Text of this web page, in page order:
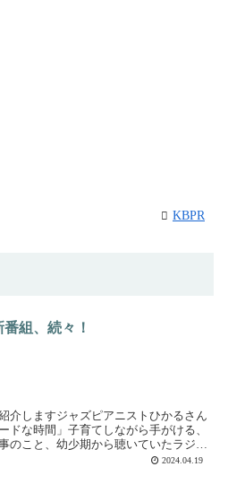
KBPR
番組、続々！
介しますジャズピアニストひかるさん
ドな時間」子育てしながら手がける、
のこと、幼少期から聴いていたラジオ
ソナリティを始めることにな...2024.04.19